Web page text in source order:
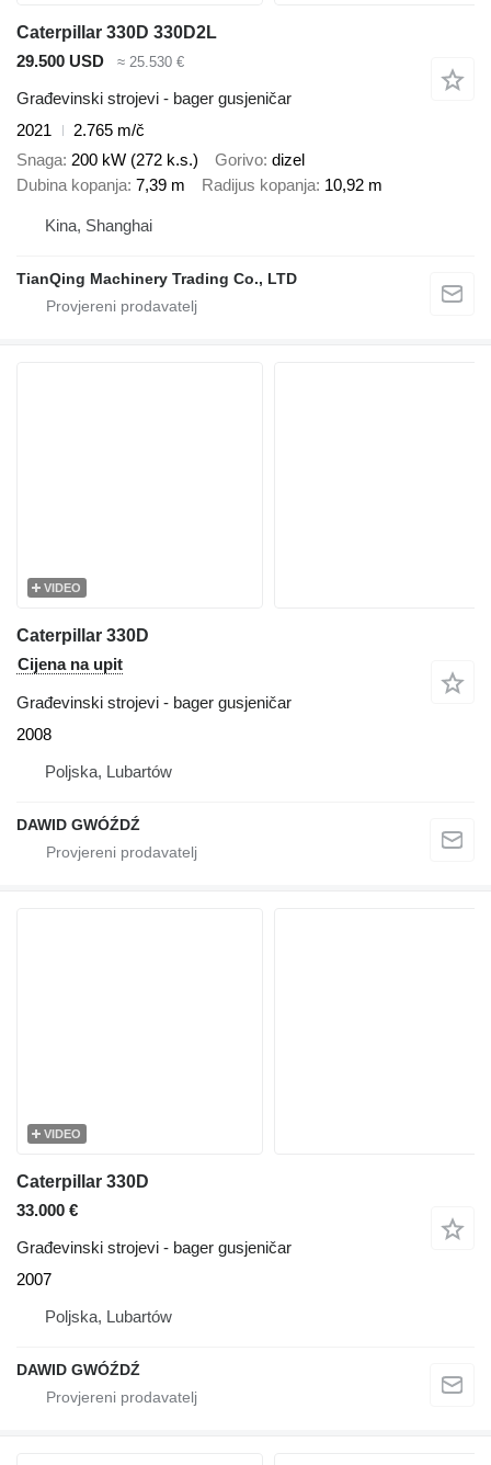
Caterpillar 330D 330D2L
29.500 USD
≈ 25.530 €
Građevinski strojevi - bager gusjeničar
2021
2.765 m/č
Snaga 200 kW (272 k.s.) Gorivo dizel
Dubina kopanja 7,39 m Radijus kopanja 10,92 m
Kina, Shanghai
TianQing Machinery Trading Co., LTD
VIDEO
Caterpillar 330D
Cijena na upit
Građevinski strojevi - bager gusjeničar
2008
Poljska, Lubartów
DAWID GWÓŹDŹ
VIDEO
Caterpillar 330D
33.000 €
Građevinski strojevi - bager gusjeničar
2007
Poljska, Lubartów
DAWID GWÓŹDŹ